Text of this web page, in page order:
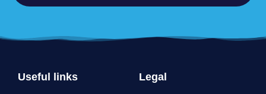
Useful links Legal